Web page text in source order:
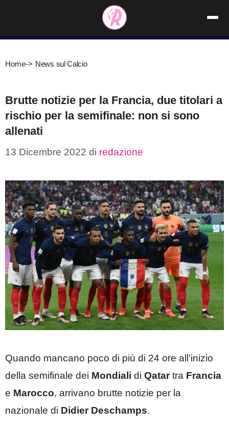
contenuto
Home-> News sul Calcio
Brutte notizie per la Francia, due titolari a
rischio per la semifinale: non si sono
allenati
13 Dicembre 2022 di redazione
Quando mancano poco di più di 24 ore all’inizio
della semifinale dei Mondiali di Qatartra Francia
e Marocco, arrivano brutte notizie per la
nazionale di Didier Deschamps.